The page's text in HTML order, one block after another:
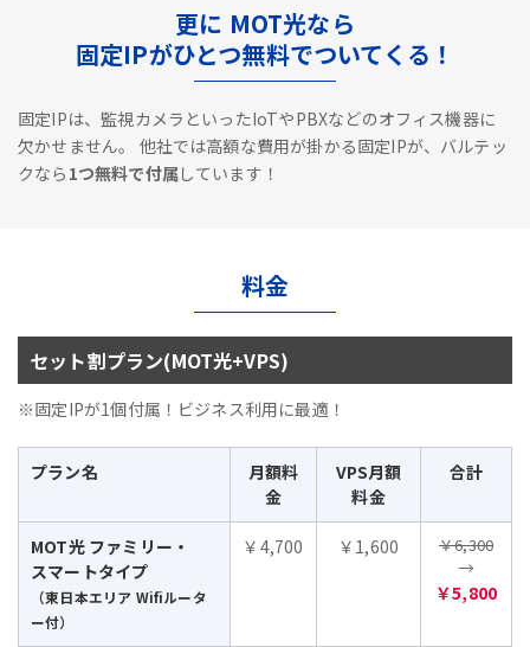
更に MOT光なら
固定IPがひとつ無料でついてくる！
固定IPは、監視カメラといったIoTやPBXなどのオフィス機器に
欠かせません。
他社では高額な費用が掛かる固定IPが、バルテッ
クなら 1つ無料で付属しています！
料金
セット割プラン(MOT光+VPS)
※固定IPが1個付属！ビジネス利用に最適！
プラン名
月額料
金
VPS月額
料金
合計
MOT光 ファミリー・
スマートタイプ
（東日本エリア Wifiルータ
ー付）
￥4,700 ￥1,600 ￥6,300
→
￥5,800